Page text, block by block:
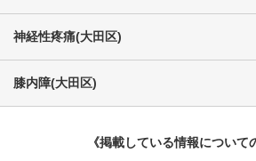
神経性疼痛(大田区)
膝内障(大田区)
《掲載している情報について